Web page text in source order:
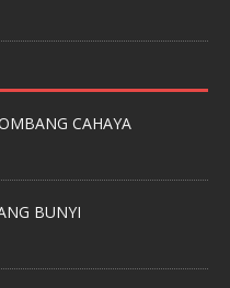
CAHAYA
BUNYI